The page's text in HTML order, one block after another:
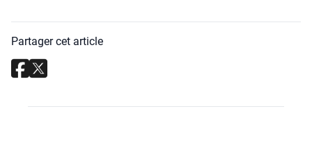
Partager cet article